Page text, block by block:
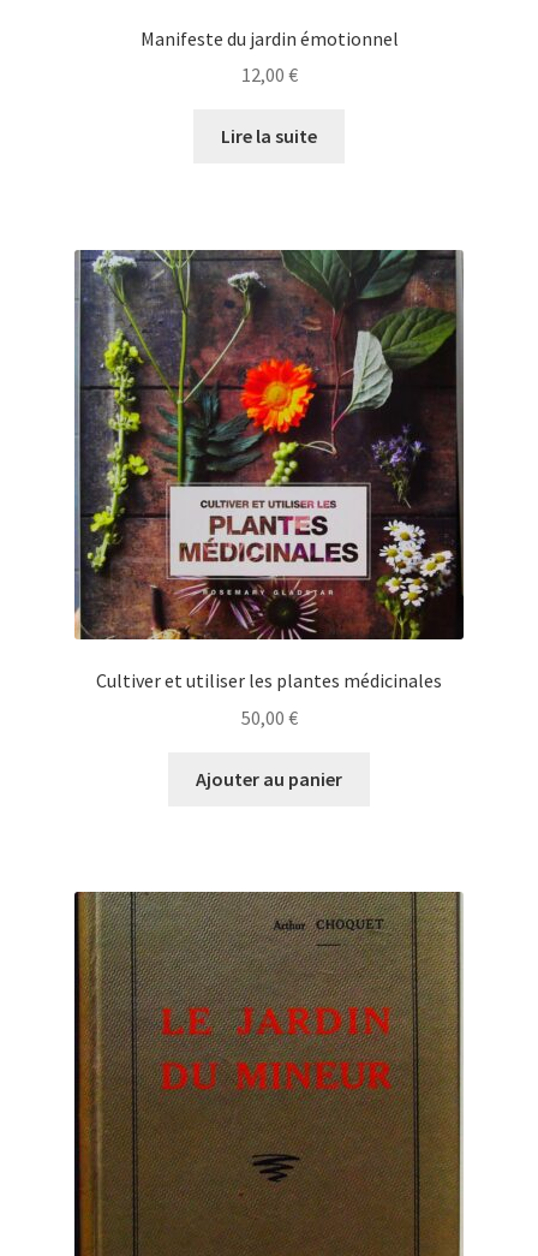
Manifeste du jardin émotionnel
12,00 €
Lire la suite
Cultiver et utiliser les plantes médicinales
50,00 €
Ajouter au panier